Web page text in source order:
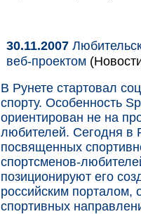
30.11.2007
веб-проектом
В Рунете стартовал
спорту. Особенность
ориентирован не на
любителей. Сегодня в
посвященных
спортсменов-
позиционируют его
российским
спортивных